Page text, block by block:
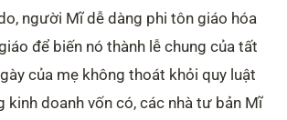
người Mĩ dễ dàng phi tôn giáo hóa
để biến nó thành lễ chung của tất
của mẹ không thoát khỏi quy luật
kinh doanh vốn có, các nhà tư bản Mĩ